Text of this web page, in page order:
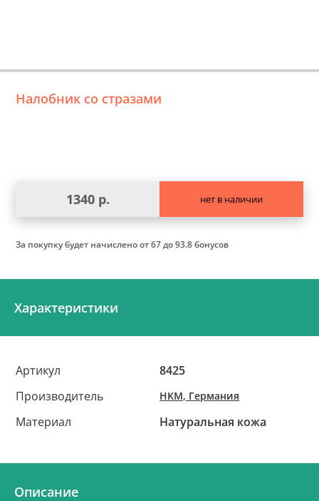
Налобник со стразами
1340 р. нет в наличии
За покупку будет начисленоот 67 до 93.8 бонусов
Характеристики
Артикул
8425
Производитель
HKM, Германия
Материал Натуральная кожа
Описание